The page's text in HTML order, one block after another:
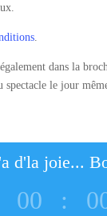
.
dans la
spectacle le jour
d'la joie...
00 :